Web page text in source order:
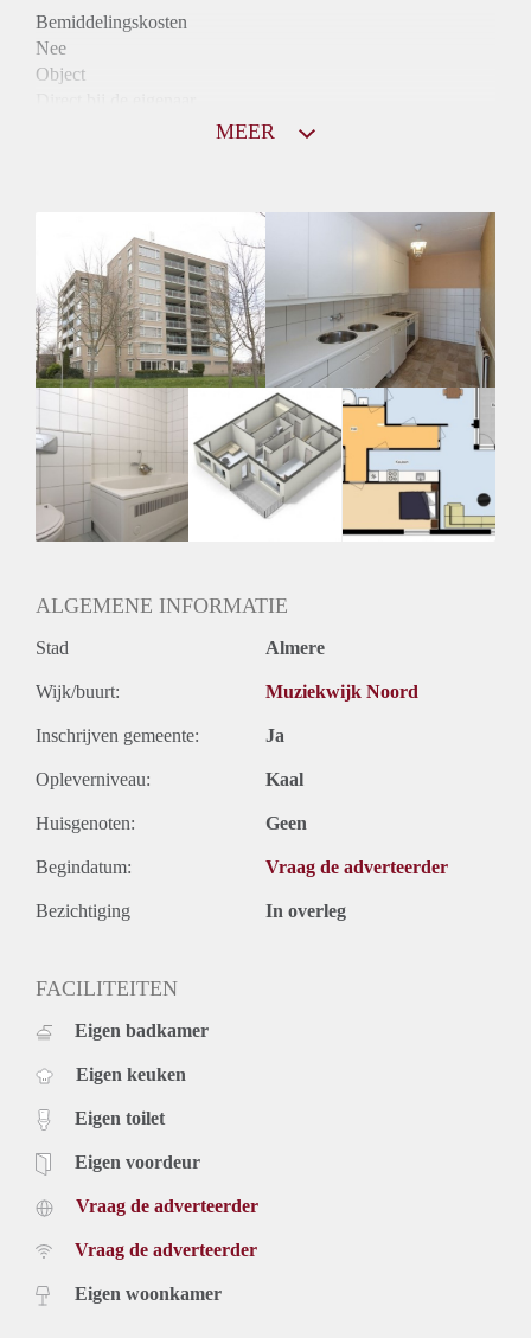
Bemiddelingskosten
Nee
Object
Niet mogelijk
Inkomen eis
2,9 X Maandhuur Bruto
Huurtermijn
Onbepaalde termijn
Oplevering
Kaal
MEER
ALGEMENE INFORMATIE
Stad Almere
Wijk/buurt: Muziekwijk Noord
Inschrijven gemeente: Ja
Opleverniveau: Kaal
Huisgenoten: Geen
Begindatum: Vraag de adverteerder
Bezichtiging In overleg
FACILITEITEN
Eigen badkamer
Eigen keuken
Eigen toilet
Eigen voordeur
Vraag de adverteerder
Vraag de adverteerder
Eigen woonkamer